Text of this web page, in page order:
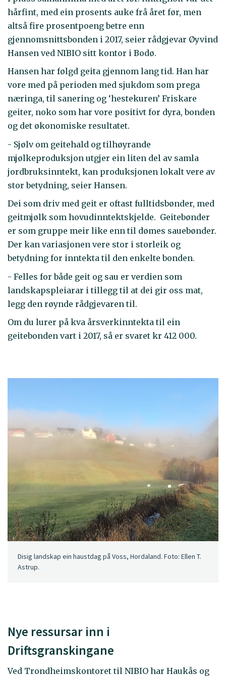
hårfint, med ein prosents auke frå året før, men
altså fire prosentpoeng betre enn
gjennomsnittsbonden i 2017, seier rådgjevar Øyvind
Hansen ved NIBIO sitt kontor i Bodø.
Hansen har følgd geita gjennom lang tid. Han har
vore med på perioden med sjukdom som prega
næringa, til sanering og ‘hestekuren’ Friskare
geiter, noko som har vore positivt for dyra, bonden
og det økonomiske resultatet.
- Sjølv om geitehald og tilhøyrande
mjølkeproduksjon utgjer ein liten del av samla
jordbruksinntekt, kan produksjonen lokalt vere av
stor betydning, seier Hansen.
Dei som driv med geit er oftast fulltidsbønder, med
geitmjølk som hovudinntektskjelde. Geitebønder
er som gruppe meir like enn til dømes sauebønder.
Der kan variasjonen vere stor i storleik og
betydning for inntekta til den enkelte bonden.
- Felles for både geit og sau er verdien som
landskapspleiarar i tillegg til at dei gir oss mat,
legg den røynde rådgjevaren til.
Om du lurer på kva årsverkinntekta til ein
geitebonden vart i 2017, så er svaret kr 412 000.
Disig landskap ein haustdag på Voss, Hordaland. Foto: Ellen T.
Astrup.
Nye ressursar inn i
Driftsgranskingane
Ved Trondheimskontoret til NIBIO har Haukås og